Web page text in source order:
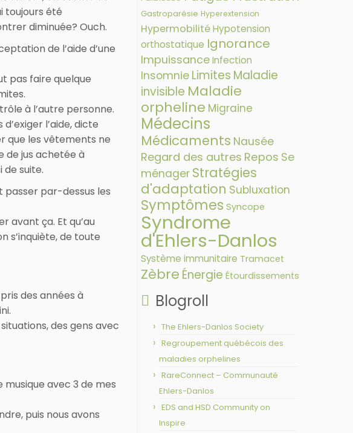
toujours été
diminuée? Ouch.
de l’aide d’une
pas faire quelque
à l’autre personne.
l’aide, dicte
que les vêtements ne
de jus achetée à
de suite.
passer par-dessus les
avant ça. Et qu’au
s’inquiète, de toute
des années à
des gens avec
musique avec 3 de mes
puis nous avons
Gastroparésie Hyperextension
HypermobilitéHypotension
orthostatique Ignorance
ImpuissanceInfection
Insomnie Limites Maladie
invisible Maladie
orpheline Migraine
Médecins
Médicaments Nausée
Regard des autres Repos Se
ménager Stratégies
d'adaptation Subluxation
Symptômes Syncope
Syndrome
d'Ehlers-Danlos
Système immunitaire Tramacet
Zèbre Énergie Étourdissements
Blogroll
The Ehlers-Danlos Society
Regroupement québécois des
maladies orphelines
RareConnect – Communauté
Ehlers-Danlos
EDS and HSD Community on
Inspire